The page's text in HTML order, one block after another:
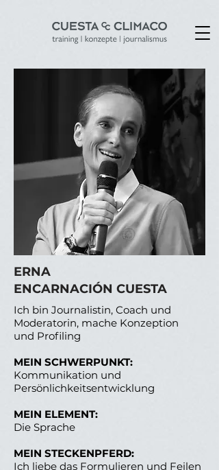
ERNA
ENCARNACIÓN CUESTA
Ich bin Journalistin, Coach und
Moderatorin, mache Konzeption
und Profiling
MEIN SCHWERPUNKT:
Kommunikation und
Persönlichkeitsentwicklung
MEIN ELEMENT:
Die Sprache
MEIN STECKENPFERD:
Ich liebe das Formulieren und Feilen